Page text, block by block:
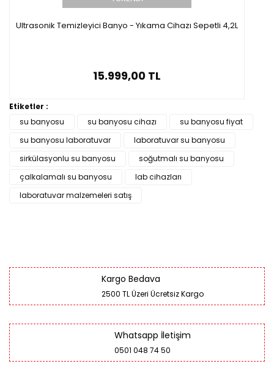
Ultrasonik Temizleyici Banyo - Yıkama Cihazı Sepetli 4,2L
15.999,00 TL
Etiketler :
su banyosu
su banyosu cihazı
su banyosu fiyat
su banyosu laboratuvar
laboratuvar su banyosu
sirkülasyonlu su banyosu
soğutmalı su banyosu
çalkalamalı su banyosu
lab cihazları
laboratuvar malzemeleri satış
Kargo Bedava
2500 TL Üzeri Ücretsiz Kargo
Whatsapp İletişim
0501 048 74 50